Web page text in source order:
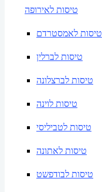
טיסות לאירופה
טיסות לאמסטרדם
טיסות לברלין
טיסות לברצלונה
טיסות לוינה
טיסות לטביליסי
טיסות לאתונה
טיסות לבודפשט